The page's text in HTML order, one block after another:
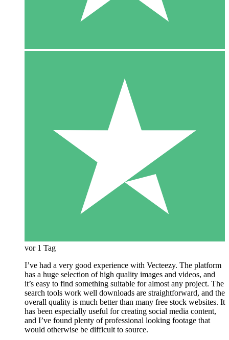
vor 1 Tag
I’ve had a very good experience with Vecteezy. The platform
has a huge selection of high quality images and videos, and
it’s easy to find something suitable for almost any project. The
search tools work well downloads are straightforward, and the
overall quality is much better than many free stock websites. It
has been especially useful for creating social media content,
and I’ve found plenty of professional looking footage that
would otherwise be difficult to source.